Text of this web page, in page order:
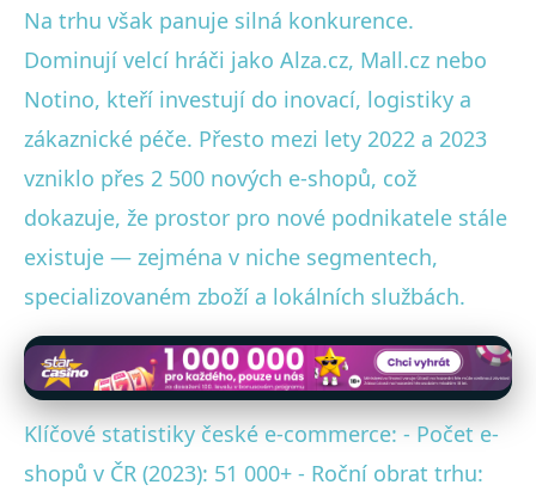
Na trhu však panuje silná konkurence.
Dominují velcí hráči jako Alza.cz, Mall.cz nebo
Notino, kteří investují do inovací, logistiky a
zákaznické péče. Přesto mezi lety 2022 a 2023
vzniklo přes 2 500 nových e-shopů, což
dokazuje, že prostor pro nové podnikatele stále
existuje — zejména v niche segmentech,
specializovaném zboží a lokálních službách.
Klíčové statistiky české e-commerce: - Počet e-
shopů v ČR (2023): 51 000+ - Roční obrat trhu: